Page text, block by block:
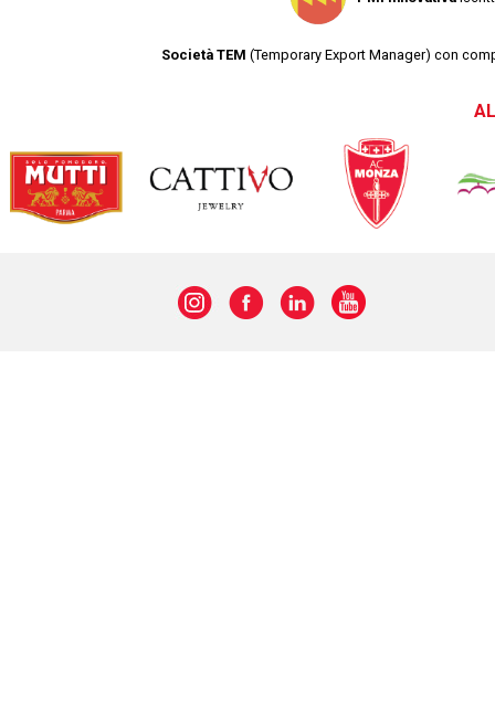
Società TEM (Temporary Export Manager) con